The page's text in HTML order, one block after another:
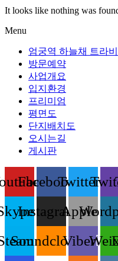
It looks like nothing was
Menu
엄궁역 하늘채 트라
방문예약
사업개요
입지환경
프리미엄
평면도
단지배치도
오시는길
게시판
FacebookTwitter
InstagramApple
Soundcloud
Viber